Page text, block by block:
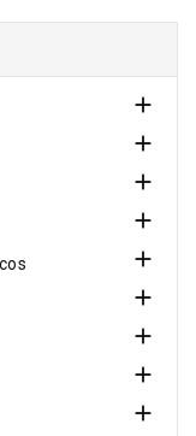








